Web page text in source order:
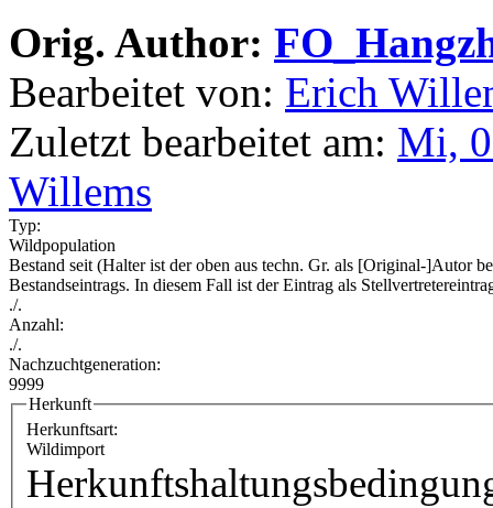
Orig. Author:
Bearbeitet von: Erich
Zuletzt bearbeitet am: Mi,
Willems
Typ:
Wildpopulation
Bestand seit (Halter ist der oben aus techn. Gr. als [Original-]Autor
Bestandseintrags. In diesem Fall ist der Eintrag als
./.
Anzahl:
./.
Nachzuchtgeneration:
9999
Herkunft
Herkunftsart:
Wildimport